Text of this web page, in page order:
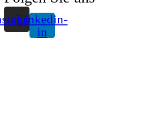
Linkedin-
in